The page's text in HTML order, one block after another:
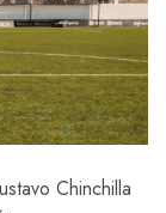
Chinchilla